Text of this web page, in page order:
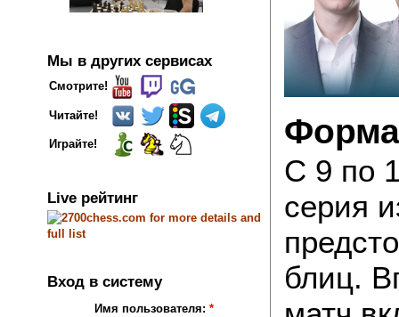
Мы в других сервисах
Смотрите!
Читайте!
Играйте!
Live рейтинг
Вход в систему
Имя пользователя:*
С 9 по
серия
блиц.